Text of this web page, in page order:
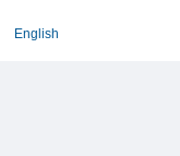
English